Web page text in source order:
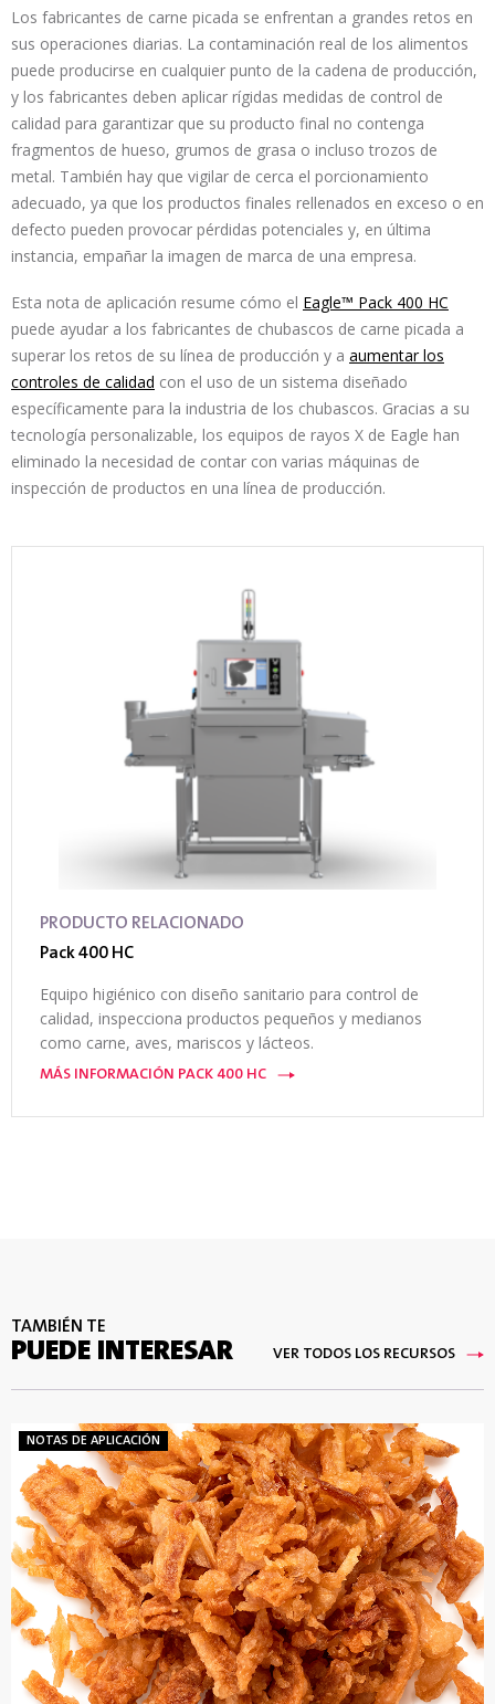
Los fabricantes de carne picada se enfrentan a grandes retos en
sus operaciones diarias. La contaminación real de los alimentos
puede producirse en cualquier punto de la cadena de producción,
y los fabricantes deben aplicar rígidas medidas de control de
calidad para garantizar que su producto final no contenga
fragmentos de hueso, grumos de grasa o incluso trozos de
metal. También hay que vigilar de cerca el porcionamiento
adecuado, ya que los productos finales rellenados en exceso o en
defecto pueden provocar pérdidas potenciales y, en última
instancia, empañar la imagen de marca de una empresa.
Esta nota de aplicación resume cómo el Eagle™ Pack 400 HC
puede ayudar a los fabricantes de chubascos de carne picada a
superar los retos de su línea de producción y a aumentar los
controles de calidad con el uso de un sistema diseñado
específicamente para la industria de los chubascos. Gracias a su
tecnología personalizable, los equipos de rayos X de Eagle han
eliminado la necesidad de contar con varias máquinas de
inspección de productos en una línea de producción.
PRODUCTO RELACIONADO
Pack 400 HC
Equipo higiénico con diseño sanitario para control de
calidad, inspecciona productos pequeños y medianos
como carne, aves, mariscos y lácteos.
MÁS INFORMACIÓN PACK 400 HC
TAMBIÉN TE
PUEDE INTERESAR VER TODOS LOS RECURSOS
NOTAS DE APLICACIÓN